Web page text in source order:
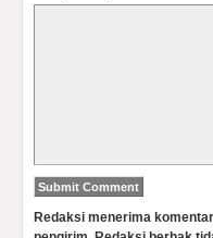
Redaksi menerima